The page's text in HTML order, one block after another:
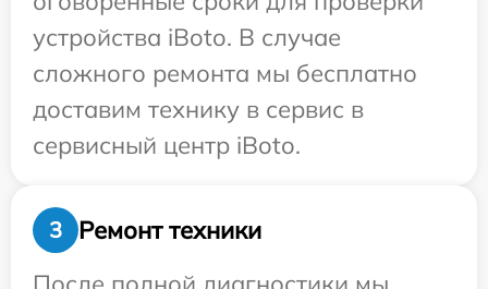
устройства iBoto. В случае
сложного ремонта мы бесплатно
доставим технику в сервис в
сервисный центр iBoto.
3
Ремонт техники